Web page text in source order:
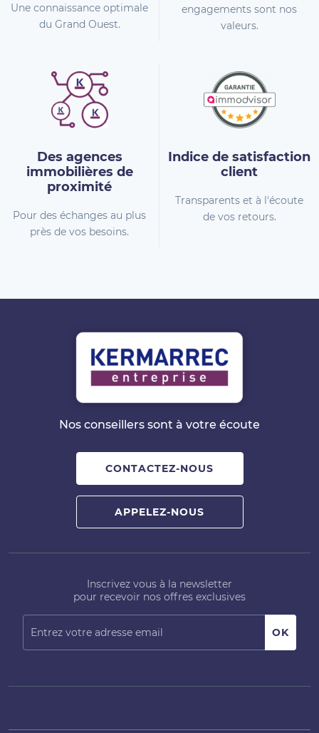
Une connaissance optimale
du Grand Ouest.
engagements sont nos
valeurs.
Des agences
immobilières de
proximité
Pour des échanges au plus
près de vos besoins.
Indice de satisfaction
client
Transparents et à l'écoute
de vos retours.
Nos conseillers sont à votre écoute
CONTACTEZ-NOUS
APPELEZ-NOUS
Inscrivez vous à la newsletter
pour recevoir nos offres exclusives